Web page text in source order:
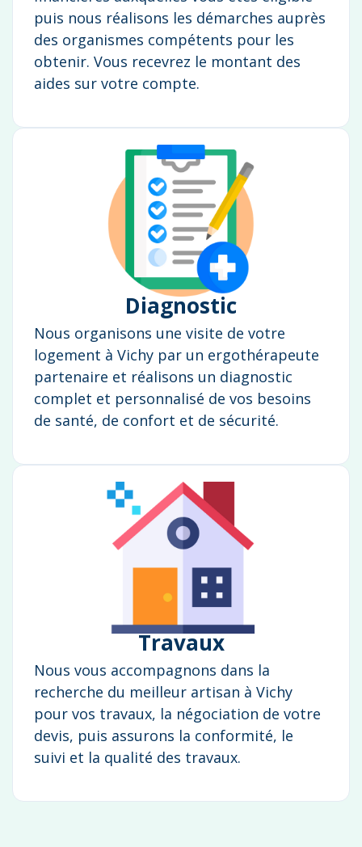
puis nous réalisons les démarches auprès
des organismes compétents pour les
obtenir. Vous recevrez le montant des
aides sur votre compte.
Diagnostic
Nous organisons une visite de votre
logement à Vichy par un ergothérapeute
partenaire et réalisons un diagnostic
complet et personnalisé de vos besoins
de santé, de confort et de sécurité.
Travaux
Nous vous accompagnons dans la
recherche du meilleur artisan à Vichy
pour vos travaux, la négociation de votre
devis, puis assurons la conformité, le
suivi et la qualité des travaux.